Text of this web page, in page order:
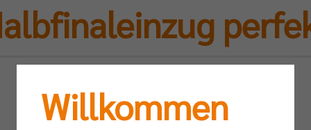
Willkommen